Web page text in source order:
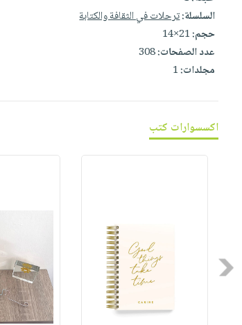
صابون
أطفال
مناسبات
فيديوهات
أسئلة
يتكرر
طرحها
وفرات
انشر
عربة
التسوق
نشرة
السلسلة:ترحلات في الثقافة والكتابة
حجم:21×14
عدد الصفحات:308
مجلدات:1
اكسسوارات كتب
Previous